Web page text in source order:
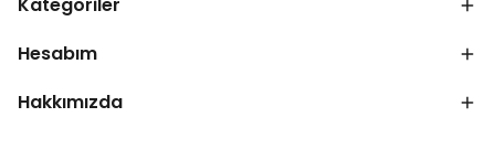
Hesabım
Hakkımızda